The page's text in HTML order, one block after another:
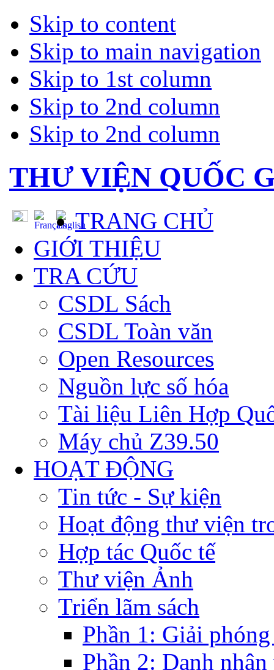
Skip to content
Skip to main navigation
Skip to 1st column
Skip to 2nd column
Skip to 2nd column
THƯ VIỆN QUỐC
TRANG CHỦ
GIỚI THIỆU
TRA CỨU
CSDL Sách
CSDL Toàn văn
Open Resources
Nguồn lực số hóa
Tài liệu Liên Hợp
Máy chủ Z39.50
HOẠT ĐỘNG
Tin tức - Sự kiện
Hoạt động thư viện
Hợp tác Quốc tế
Thư viện Ảnh
Triển lãm sách
Phần 1: Giải
Phần 2: Danh nhân